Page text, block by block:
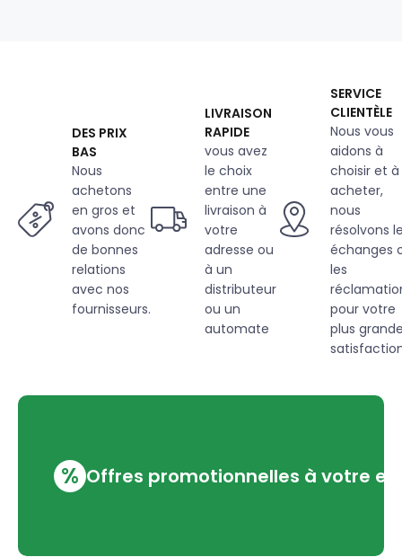
DES PRIX
BAS
Nous
achetons
en gros et
avons donc
de bonnes
relations
avec nos
fournisseurs.
LIVRAISON
RAPIDE
vous avez
le choix
entre une
livraison à
votre
adresse ou
à un
distributeur
ou un
automate
SERVICE
CLIENTÈLE
Nous vous
aidons à
choisir et à
acheter,
nous
résolvons
échanges
les
pour votre
plus
% Offres promotionnelles à votre